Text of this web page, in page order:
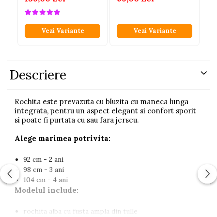
Vezi Variante Vezi Variante
Descriere
Rochita este prevazuta cu bluzita cu maneca lunga
integrata, pentru un aspect elegant si confort sporit
si poate fi purtata cu sau fara jerseu.
Alege marimea potrivita:
92 cm - 2 ani
98 cm - 3 ani
104 cm - 4 ani
Modelul include:
rochita alba cu fusta ampla din tulle